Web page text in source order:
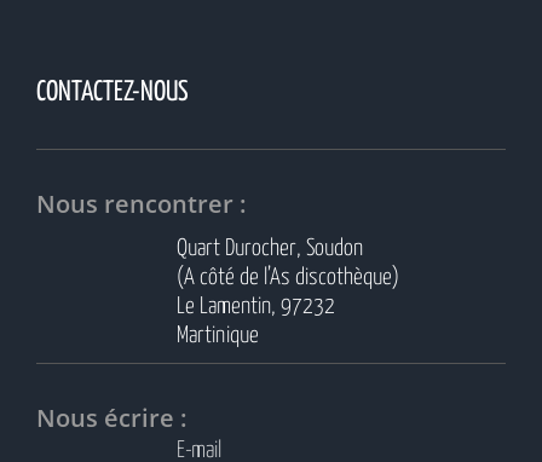
CONTACTEZ-NOUS
Nous rencontrer :
Quart Durocher, Soudon
(A côté de l’As discothèque)
Le Lamentin, 97232
Martinique
Nous écrire :
E-mail